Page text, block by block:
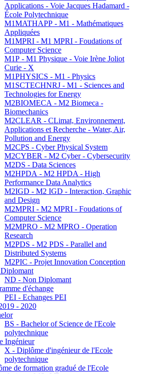
Applications - Voie Jacques Hadamard -
École Polytechnique
M1MATHAPP - M1 - Mathématiques
Appliquées
M1MPRI - M1 MPRI - Foudations of
Computer Science
M1P - M1 Physique - Voie Irène Joliot
Curie - X
M1PHYSICS - M1 - Physics
M1SCTECHNRJ - M1 - Sciences and
Technologies for Energy
M2BIOMECA - M2 Biomeca -
Biomechanics
M2CLEAR - CLimat, Environnement,
Applications et Recherche - Water, Air,
Pollution and Energy
M2CPS - Cyber Physical System
M2CYBER - M2 Cyber - Cybersecurity
M2DS - Data Sciences
M2HPDA - M2 HPDA - High
Performance Data Analytics
M2IGD - M2 IGD - Interaction, Graphic
and Design
M2MPRI - M2 MPRI - Foudations of
Computer Science
M2MPRO - M2 MPRO - Operation
Research
M2PDS - M2 PDS - Parallel and
Distributed Systems
M2PIC - Projet Innovation Conception
ND - Non Diplomant
d'échange
PEI - Echanges PEI
- 2020
BS - Bachelor of Science de l'Ecole
polytechnique
Ingénieur
X - Diplôme d'ingénieur de l'Ecole
polytechnique
de formation gradué de l'Ecole